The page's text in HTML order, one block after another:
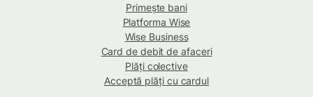
Primește bani
Platforma Wise
Wise Business
Card de debit de afaceri
Plăți colective
Acceptă plăți cu cardul